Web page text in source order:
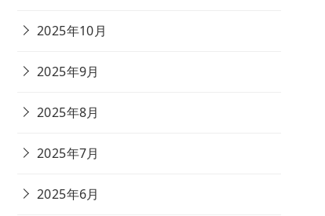
2025年10月
2025年9月
2025年8月
2025年7月
2025年6月